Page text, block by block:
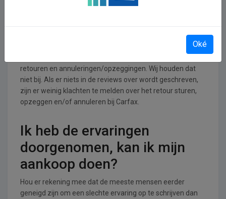
retouren en annuleringen/opzeggingen. Wij houden dat
niet bij. Als er niets in de reviews over wordt geschreven,
zijn er weinig klachten te melden over het retour sturen,
opzeggen en/of annuleren bij Carfax.
Ik heb de ervaringen
doorgenomen, kan ik mijn
aankoop doen?
Hou er rekening mee dat de meeste mensen eerder
geneigd zijn om een slechte ervaring op te schrijven dan
Oké